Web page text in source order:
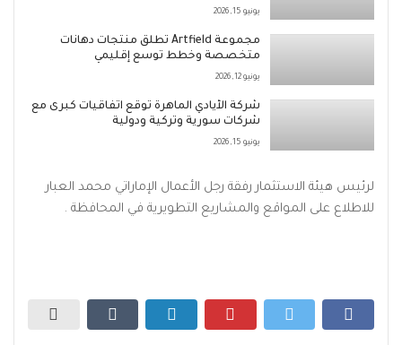
يونيو 15, 2026
مجموعة Artfield تطلق منتجات دهانات
متخصصة وخطط توسع إقليمي
يونيو 12, 2026
شركة الأيادي الماهرة توقع اتفاقيات كبرى مع
شركات سورية وتركية ودولية
يونيو 15, 2026
لرئيس هيئة الاستثمار رفقة رجل الأعمال الإماراتي محمد العبار
للاطلاع على المواقع والمشاريع التطويرية في المحافظة .